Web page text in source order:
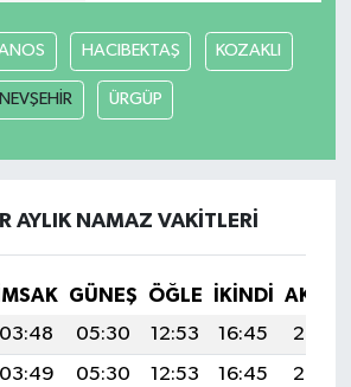
HACIBEKTAŞ KOZAKLI
NEVŞEHİR ÜRGÜP
AYLIK NAMAZ VAKITLERI
İMSAK GÜNEŞ ÖĞLE İKINDI
03:48 05:30 12:53 16:45
20:06
03:49 05:30 12:53 16:45
20:05